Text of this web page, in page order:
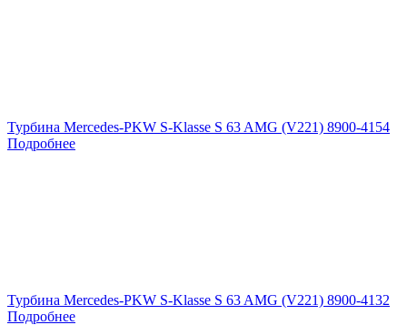
Турбина Mercedes-PKW S-Klasse S 63 AMG (V221) 8900-4154
Подробнее
Турбина Mercedes-PKW S-Klasse S 63 AMG (V221) 8900-4132
Подробнее